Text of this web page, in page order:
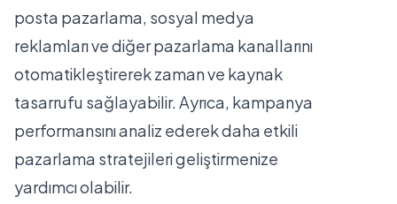
posta pazarlama, sosyal medya
reklamları ve diğer pazarlama kanallarını
otomatikleştirerek zaman ve kaynak
tasarrufu sağlayabilir. Ayrıca, kampanya
performansını analiz ederek daha etkili
pazarlama stratejileri geliştirmenize
yardımcı olabilir.